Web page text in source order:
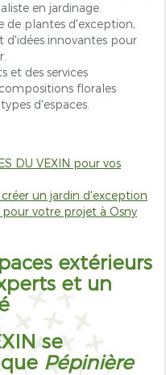
en jardinage.
de plantes d'exception,
d'idées innovantes pour
et des services
florales
d'espaces.
DU VEXIN pour vos
créer un jardin d'exception
votre projet à Osny
extérieurs
et un
se
Pépinière